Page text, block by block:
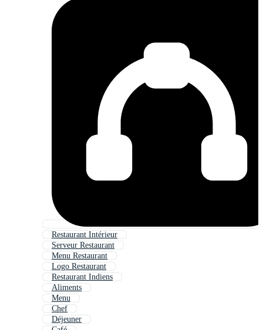
Restaurant Intérieur
Serveur Restaurant
Menu Restaurant
Logo Restaurant
Restaurant Indiens
Aliments
Menu
Chef
Déjeuner